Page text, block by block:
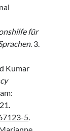
für
. 3.
Kumar
5.